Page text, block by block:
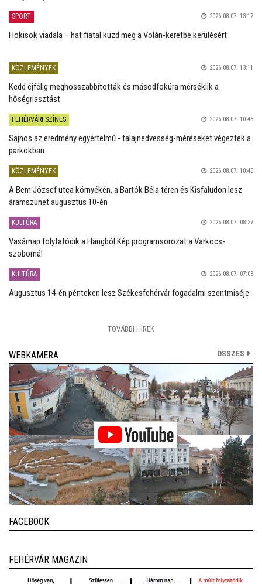
SPORT 2026.08.07. 13:17
Hokisok viadala – hat fiatal küzd meg a Volán-keretbe kerülésért
KÖZLEMÉNYEK 2026.08.07. 13:11
Kedd éjfélig meghosszabbították és másodfokúra mérséklik a
hőségriasztást
FEHÉRVÁRI SZÍNES 2026.08.07. 10:48
Sajnos az eredmény egyértelmű - talajnedvesség-méréseket végeztek a
parkokban
KÖZLEMÉNYEK 2026.08.07. 10:45
A Bem József utca környékén, a Bartók Béla téren és Kisfaludon lesz
áramszünet augusztus 10-én
KULTÚRA 2026.08.07. 08:37
Vasárnap folytatódik a Hangból Kép programsorozat a Varkocs-
szobornál
KULTÚRA 2026.08.07. 07:08
Augusztus 14-én pénteken lesz Székesfehérvár fogadalmi szentmiséje
TOVÁBBI HÍREK
WEBKAMERA ÖSSZES
FACEBOOK
FEHÉRVÁR MAGAZIN